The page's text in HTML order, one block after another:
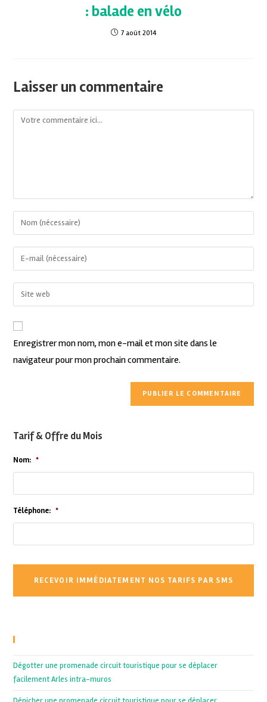
: balade en vélo
7 août 2014
Laisser un commentaire
Enregistrer mon nom, mon e-mail et mon site dans le
navigateur pour mon prochain commentaire.
Tarif & Offre du Mois
Nom: *
Téléphone: *
Dégotter une promenade circuit touristique pour se déplacer
facilement Arles intra-muros